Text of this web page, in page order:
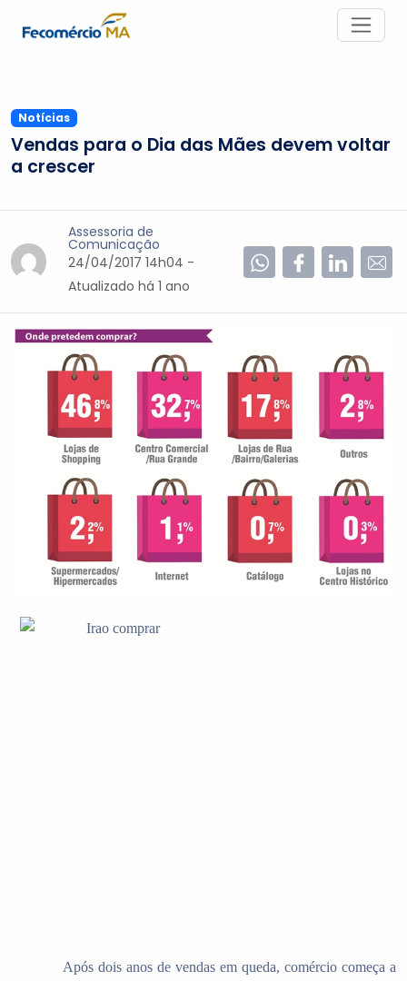
Notícias
Vendas para o Dia das Mães devem voltar
a crescer
Assessoria de
Comunicação
24/04/2017 14h04 -
Atualizadohá 1 ano
Após dois anos de vendas em queda, comércio começa a